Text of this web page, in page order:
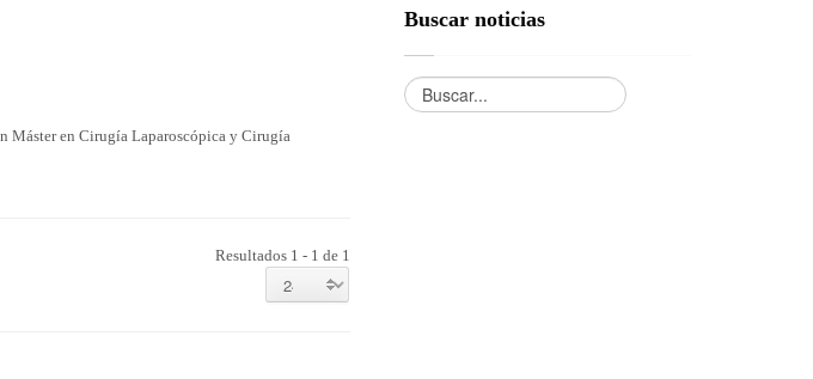
Máster en Cirugía Laparoscópica y Cirugía
Resultados 1 - 1 de 1
Buscar noticias